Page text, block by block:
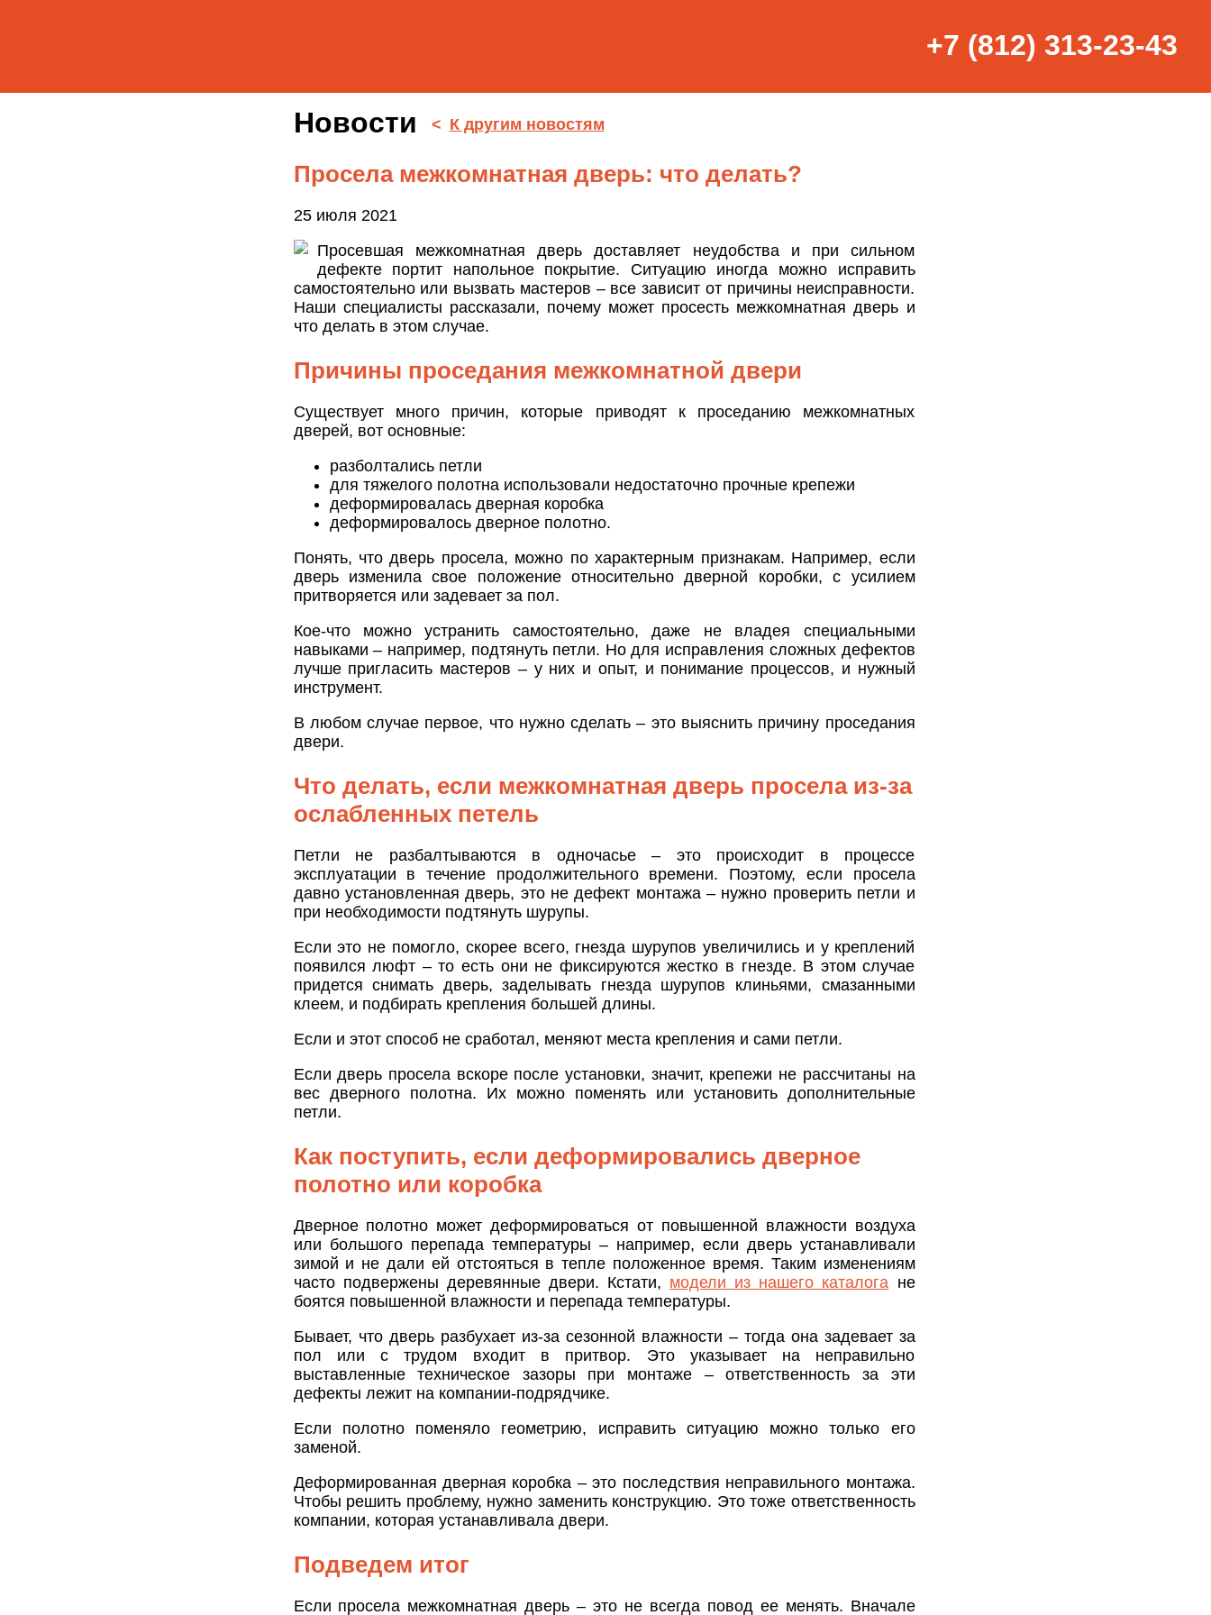
+7 (812) 313-23-43
Новости < К другим новостям
Просела межкомнатная дверь: что делать?
25 июля 2021
Просевшая межкомнатная дверь доставляет неудобства и при сильном
дефекте портит напольное покрытие. Ситуацию иногда можно исправить
самостоятельно или вызвать мастеров – все зависит от причины неисправности.
Наши специалисты рассказали, почему может просесть межкомнатная дверь и
что делать в этом случае.
Причины проседания межкомнатной двери
Существует много причин, которые приводят к проседанию межкомнатных
дверей, вот основные:
разболтались петли
для тяжелого полотна использовали недостаточно прочные крепежи
деформировалась дверная коробка
деформировалось дверное полотно.
Понять, что дверь просела, можно по характерным признакам. Например, если
дверь изменила свое положение относительно дверной коробки, с усилием
притворяется или задевает за пол.
Кое-что можно устранить самостоятельно, даже не владея специальными
навыками – например, подтянуть петли. Но для исправления сложных дефектов
лучше пригласить мастеров – у них и опыт, и понимание процессов, и нужный
инструмент.
В любом случае первое, что нужно сделать – это выяснить причину проседания
двери.
Что делать, если межкомнатная дверь просела из-за
ослабленных петель
Петли не разбалтываются в одночасье – это происходит в процессе
эксплуатации в течение продолжительного времени. Поэтому, если просела
давно установленная дверь, это не дефект монтажа – нужно проверить петли и
при необходимости подтянуть шурупы.
Если это не помогло, скорее всего, гнезда шурупов увеличились и у креплений
появился люфт – то есть они не фиксируются жестко в гнезде. В этом случае
придется снимать дверь, заделывать гнезда шурупов клиньями, смазанными
клеем, и подбирать крепления большей длины.
Если и этот способ не сработал, меняют места крепления и сами петли.
Если дверь просела вскоре после установки, значит, крепежи не рассчитаны на
вес дверного полотна. Их можно поменять или установить дополнительные
петли.
Как поступить, если деформировались дверное
полотно или коробка
Дверное полотно может деформироваться от повышенной влажности воздуха
или большого перепада температуры – например, если дверь устанавливали
зимой и не дали ей отстояться в тепле положенное время. Таким изменениям
часто подвержены деревянные двери. Кстати, модели из нашего каталога не
боятся повышенной влажности и перепада температуры.
Бывает, что дверь разбухает из-за сезонной влажности – тогда она задевает за
пол или с трудом входит в притвор. Это указывает на неправильно
выставленные техническое зазоры при монтаже – ответственность за эти
дефекты лежит на компании-подрядчике.
Если полотно поменяло геометрию, исправить ситуацию можно только его
заменой.
Деформированная дверная коробка – это последствия неправильного монтажа.
Чтобы решить проблему, нужно заменить конструкцию. Это тоже ответственность
компании, которая устанавливала двери.
Подведем итог
Если просела межкомнатная дверь – это не всегда повод ее менять. Вначале